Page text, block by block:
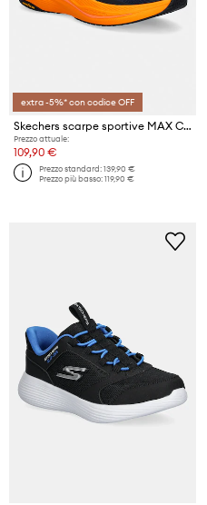
extra -5%* con codice OFF
Skechers scarpe sportive MAX CUSHIONING
Prezzo attuale:
109,90 €
Prezzo standard:139,90 €
Prezzo più basso:119,90 €